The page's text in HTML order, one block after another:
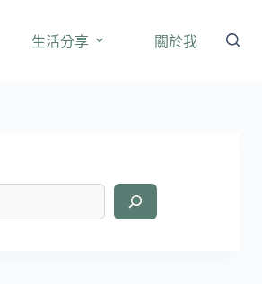
生活分享 關於我